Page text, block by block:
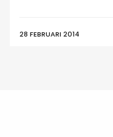
28 FEBRUARI 2014